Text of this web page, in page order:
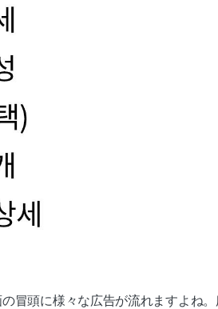
冒頭に様々な広告が流れますよね